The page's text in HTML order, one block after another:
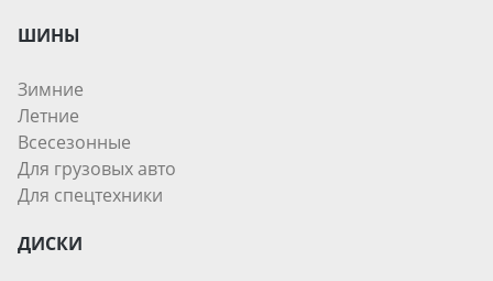
ШИНЫ
Зимние
Летние
Всесезонные
Для грузовых авто
Для спецтехники
ДИСКИ